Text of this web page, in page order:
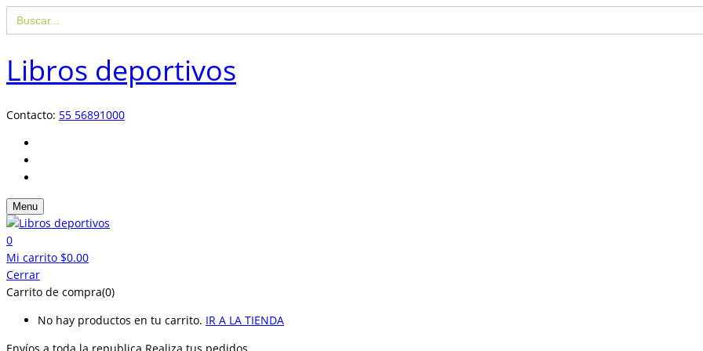
Buscar:
Libros deportivos
Contacto: 55 56891000
Menu
0
Mi carrito $0.00
Cerrar
Carrito de compra(0)
No hay productos en tu carrito. IR A LA TIENDA